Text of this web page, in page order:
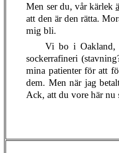
Men ser du, vår kärlek
att den är den rätta.
mig bli.
Vi bo i Oakland,
sockerrafineri
mina patienter för att
dem. Men när jag
Ack, att du vore här nu